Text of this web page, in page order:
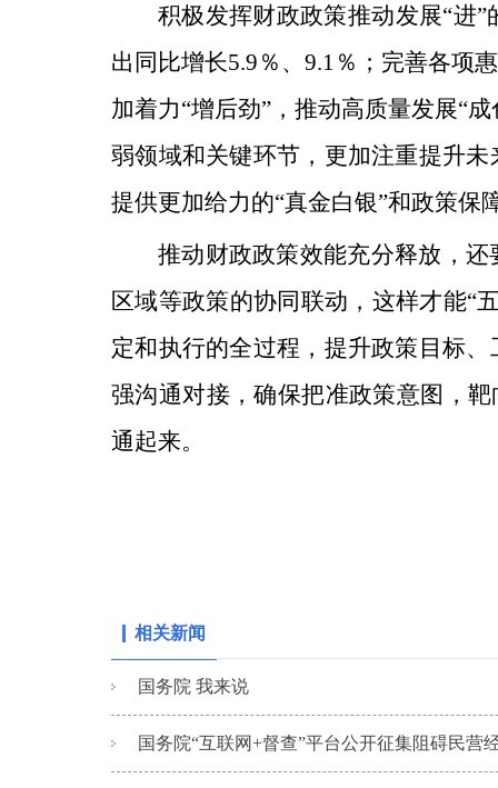
积极发挥财政政策推动发展“进
出同比增长5.9％、9.1％；完善各
加着力“增后劲”，推动高质量发展“
弱领域和关键环节，更加注重提升
提供更加给力的“真金白银”和政策保
推动财政政策效能充分释放，
区域等政策的协同联动，这样才能“
定和执行的全过程，提升政策目标
强沟通对接，确保把准政策意图，
通起来。
相关新闻
国务院 我来说
国务院“互联网+督查”平台公开征集阻碍民营